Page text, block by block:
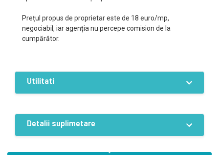
Prețul propus de proprietar este de 18 euro/mp,
negociabil, iar agenția nu percepe comision de la
cumpărător.
Utilitati
Detalii suplimetare